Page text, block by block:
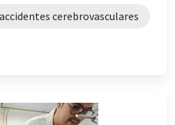
accidentes cerebrovasculares